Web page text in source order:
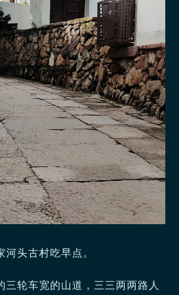
头古村吃早点。
三轮车宽的山道，三三两两路人